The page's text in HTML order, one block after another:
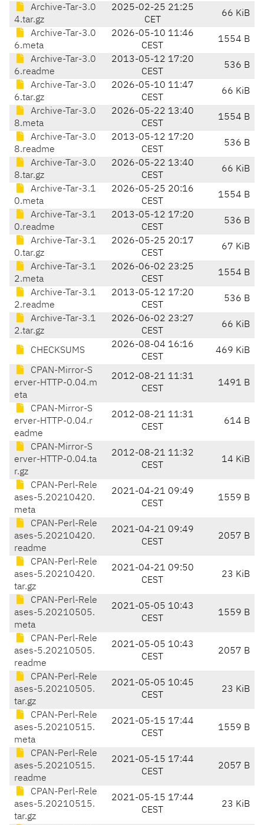
Archive-Tar-3.0
4.tar.gz
2025-02-25 21:25
CET
66 KiB
Archive-Tar-3.0
6.meta
2026-05-10 11:46
CEST
1554 B
Archive-Tar-3.0
6.readme
2013-05-12 17:20
CEST
536 B
Archive-Tar-3.0
6.tar.gz
2026-05-10 11:47
CEST
66 KiB
Archive-Tar-3.0
8.meta
2026-05-22 13:40
CEST
1554 B
Archive-Tar-3.0
8.readme
2013-05-12 17:20
CEST
536 B
Archive-Tar-3.0
8.tar.gz
2026-05-22 13:40
CEST
66 KiB
Archive-Tar-3.1
0.meta
2026-05-25 20:16
CEST
1554 B
Archive-Tar-3.1
0.readme
2013-05-12 17:20
CEST
536 B
Archive-Tar-3.1
0.tar.gz
2026-05-25 20:17
CEST
67 KiB
Archive-Tar-3.1
2.meta
2026-06-02 23:25
CEST
1554 B
Archive-Tar-3.1
2.readme
2013-05-12 17:20
CEST
536 B
Archive-Tar-3.1
2.tar.gz
2026-06-02 23:27
CEST
66 KiB
CHECKSUMS
2026-08-04 16:16
CEST
469 KiB
CPAN-Mirror-S
erver-HTTP-0.04.m
eta
2012-08-21 11:31
CEST
1491 B
CPAN-Mirror-S
erver-HTTP-0.04.r
eadme
2012-08-21 11:31
CEST
614 B
CPAN-Mirror-S
erver-HTTP-0.04.ta
r.gz
2012-08-21 11:32
CEST
14 KiB
CPAN-Perl-Rele
ases-5.20210420.
meta
2021-04-21 09:49
CEST
1559 B
CPAN-Perl-Rele
ases-5.20210420.
readme
2021-04-21 09:49
CEST
2057 B
CPAN-Perl-Rele
ases-5.20210420.
tar.gz
2021-04-21 09:50
CEST
23 KiB
CPAN-Perl-Rele
ases-5.20210505.
meta
2021-05-05 10:43
CEST
1559 B
CPAN-Perl-Rele
ases-5.20210505.
readme
2021-05-05 10:43
CEST
2057 B
CPAN-Perl-Rele
ases-5.20210505.
tar.gz
2021-05-05 10:45
CEST
23 KiB
CPAN-Perl-Rele
ases-5.20210515.
meta
2021-05-15 17:44
CEST
1559 B
CPAN-Perl-Rele
ases-5.20210515.
readme
2021-05-15 17:44
CEST
2057 B
CPAN-Perl-Rele
ases-5.20210515.
tar.gz
2021-05-15 17:44
CEST
23 KiB